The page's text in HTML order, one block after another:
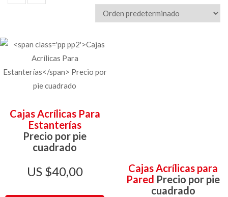
Cajas Acrílicas Para
Estanterías
Precio por pie
cuadrado
$40,00
Cajas Acrílicas para
Pared Precio por pie
cuadrado